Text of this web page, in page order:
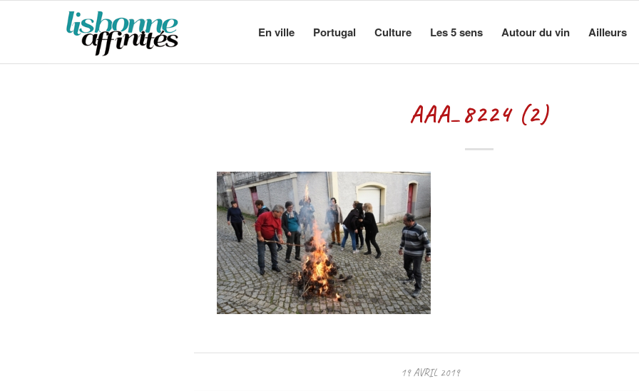
En ville Portugal Culture Les 5 sens Autour du vin Ailleurs
AAA_8224 (2)
19 AVRIL 2019